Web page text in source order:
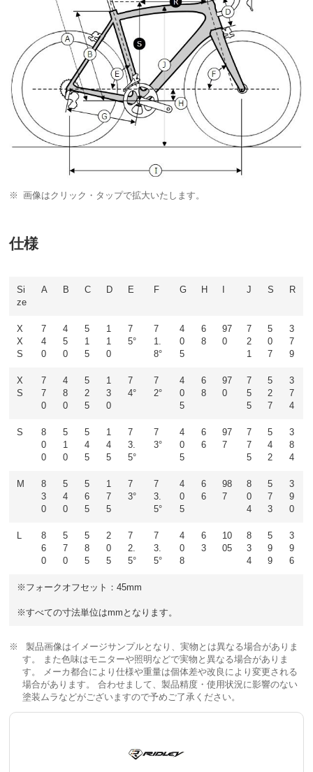
画像はクリック・タップで拡大いたします。
仕様
Si
ze
A B C D E F G H J S R
X
X
S
7
4
0
4
5
0
5
1
5
1
1
0
7
5°
7
1.
8°
4
0
5
6
8
97
0
7
2
1
5
0
7
3
7
9
X
S
7
7
0
4
8
0
5
2
5
1
3
0
7
4°
7
2°
4
0
5
6
8
97
0
7
5
5
5
2
7
3
7
4
S
8
0
0
5
1
0
5
4
5
1
4
5
7
3.
5°
7
3°
4
0
5
6
6
97
7
7
7
5
5
4
2
3
8
4
M
8
3
0
5
4
0
5
6
5
1
7
5
7
3°
7
3.
5°
4
0
5
6
6
98
7
8
0
4
5
7
3
3
9
0
8
6
0
5
7
0
5
8
5
2
0
5
7
2.
5°
7
3.
5°
4
0
8
6
3
10
05
8
3
4
5
9
9
3
9
6
※フォークオフセット：45mm
※すべての寸法単位はmmとなります。
製品画像はイメージサンプルとなり、実物とは異なる場合がありま
す。 また色味はモニターや照明などで実物と異なる場合がありま
す。 メーカ都合により仕様や重量は個体差や改良により変更される
場合があります。 合わせまして、製品精度・使用状況に影響のない
塗装ムラなどがございますので予めご了承ください。